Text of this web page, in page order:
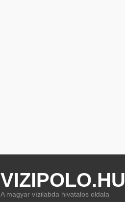
VIZIPOLO.HU
A magyar vízilabda hivatalos oldala